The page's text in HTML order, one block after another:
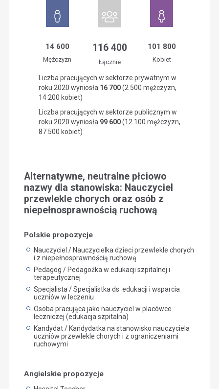
14 600
Mężczyzn
116 400
Łącznie
101 800
Kobiet
Liczba pracujących w sektorze prywatnym w
roku 2020 wyniosła 16 700(2 500 mężczyzn,
14 200 kobiet)
Liczba pracujących w sektorze publicznym w
roku 2020 wyniosła 99 600(12 100 mężczyzn,
87 500 kobiet)
Alternatywne, neutralne płciowo
nazwy dla stanowiska: Nauczyciel
przewlekle chorych oraz osób z
niepełnosprawnością ruchową
Polskie propozycje
Nauczyciel / Nauczycielka dzieci przewlekle chorych
i z niepełnosprawnością ruchową
Pedagog / Pedagożka w edukacji szpitalnej i
terapeutycznej
Specjalista / Specjalistka ds. edukacji i wsparcia
uczniów w leczeniu
Osoba pracująca jako nauczyciel w placówce
leczniczej (edukacja szpitalna)
Kandydat / Kandydatka na stanowisko nauczyciela
uczniów przewlekle chorych i z ograniczeniami
ruchowymi
Angielskie propozycje